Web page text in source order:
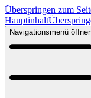
Überspringen zum
Hauptinhalt
Navigationsmenü